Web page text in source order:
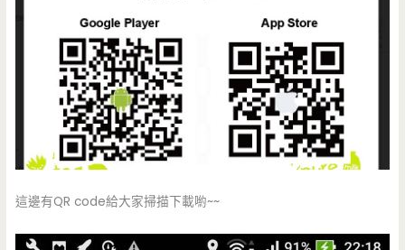
這邊有QR code給大家掃描下載喲~~